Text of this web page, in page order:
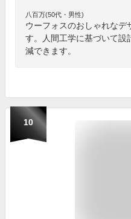
八百万(50代・男性)
ウーフォスのおしゃれなデ
す。人間工学に基づいて設
減できます。
10